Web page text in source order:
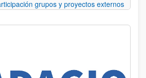
grupos y proyectos externos